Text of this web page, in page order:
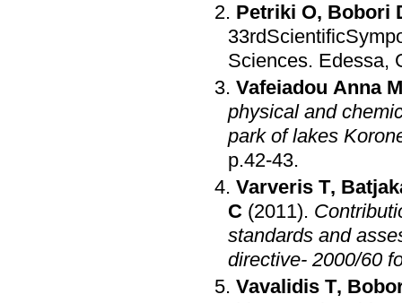
Petriki O, Bobori
Sciences. Edessa,
Vafeiadou Anna
physical and
park of lakes
p.42-43.
Varveris T,
C (2011).
standards and
directive- 2000/60
Vavalidis T,